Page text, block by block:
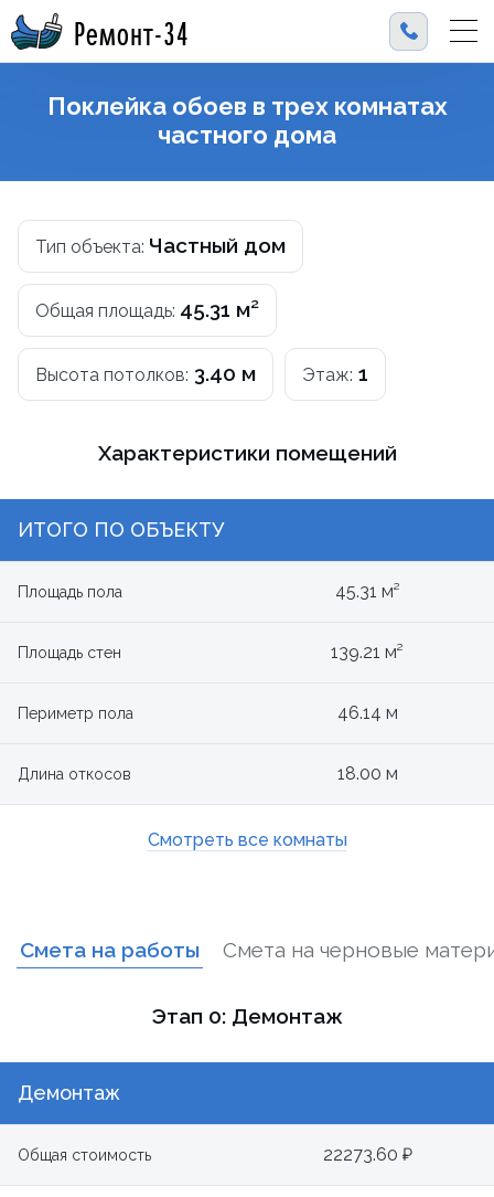
Ремонт-34
Поклейка обоев в трех комнатах
частного дома
Тип объекта: Частный дом
Общая площадь: 45.31 м²
Высота потолков: 3.40 м Этаж: 1
Характеристики помещений
ИТОГО ПО ОБЪЕКТУ
Площадь пола 45.31 м²
Площадь стен 139.21 м²
Периметр пола 46.14 м
Длина откосов 18.00 м
Смотреть все комнаты
Смета на работы Смета на черновые
Этап 0: Демонтаж
Демонтаж
Общая стоимость 22273.60 ₽